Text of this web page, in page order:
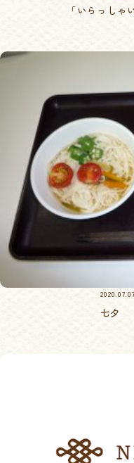
「いらっしゃ
2020.07.07
七夕